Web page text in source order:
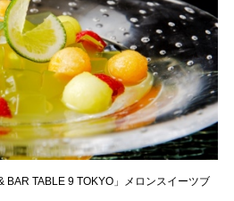
BAR TABLE 9 TOKYO」メロンスイーツブ